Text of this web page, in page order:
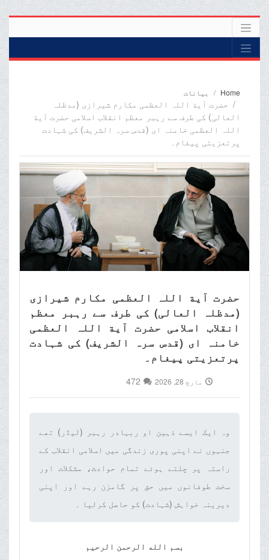
Home بیانات
حضرت آیة اللہ العظمی مکارم شیرازی (مدظلہ
العالی) کی طرف سے رہبر معظم انقلاب اسلامی حضرت آیة
اللہ العظمی خامنہ ای (قدس سرہ الشریف) کی شہادت
پرتعزیتی پیغام۔
حضرت آیة اللہ العظمی مکارم شیرازی
(مدظلہ العالی) کی طرف سے رہبر معظم
انقلاب اسلامی حضرت آیة اللہ العظمی
خامنہ ای (قدس سرہ الشریف) کی شہادت
پرتعزیتی پیغام۔
مارچ 28, 2026 472
وہ ایک ایسے ذہین او ربہادر رہبر (لیڈر) تھے
جنہوں نے اپنی پوری زندگی میں اسلامی انقلاب کے
راستہ پر چلتے ہوئے تمام حوادث، مشکلات اور
سخت طوفانوں میں حق پر گامزن رہے اور اپنی
دیرینہ خواہش (شہادت) کو حاصل کرلیا ۔‌
بسم الله الرحمن الرحیم